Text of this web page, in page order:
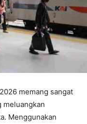
memang sangat
meluangkan
Menggunakan